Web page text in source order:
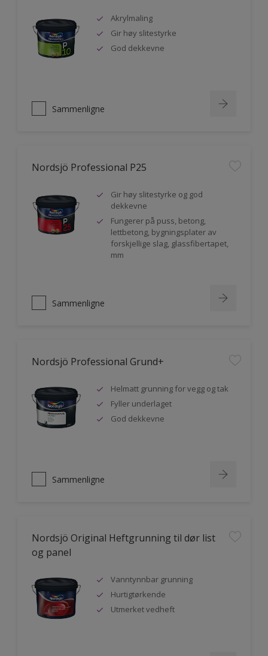
Akrylmaling
Gir høy slitestyrke
God dekkevne
Sammenligne
Nordsjö Professional P25
Gir høy slitestyrke og god
dekkevne
Fungerer på puss, betong,
lettbetong, bygningsplater av
forskjellige slag, glassfibertapet,
mm
Sammenligne
Nordsjö Professional Grund+
Helmatt grunning for vegg og tak
Fyller underlaget
God dekkevne
Sammenligne
Nordsjö Original Heftgrunning til dør list
og panel
Vanntynnbar grunning
Hurtigtørkende
Utmerket vedheft